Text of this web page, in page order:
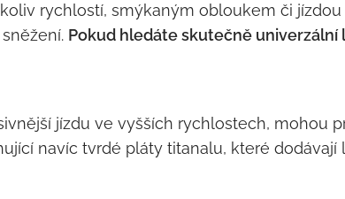
rychlostí, smýkaným obloukem či
Pokud hledáte skutečně univerzální
jízdu ve vyšších rychlostech, mohou
navíc tvrdé pláty titanalu, které